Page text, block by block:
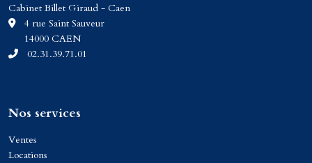
Cabinet Billet Giraud - Caen
4 rue Saint Sauveur
14000 CAEN
02.31.39.71.01
Nos services
Ventes
Locations